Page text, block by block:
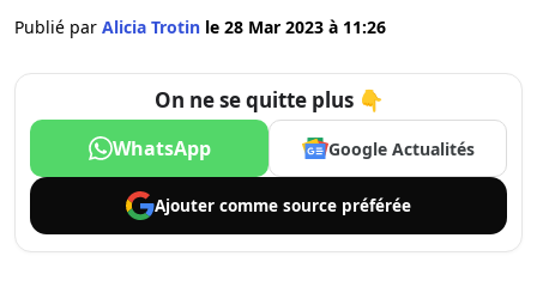
Publié par Alicia Trotin le 28 Mar 2023 à 11:26
On ne se quitte plus 👇
WhatsApp Google Actualités
Ajouter comme source préférée